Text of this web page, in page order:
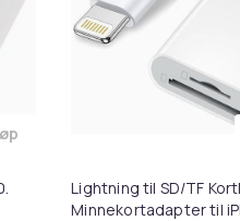
iPhone Hurtiglader USB-C
Lightning til SD/TF
Minnekortadapter til